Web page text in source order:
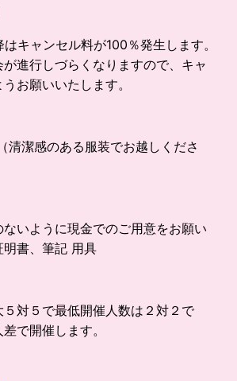
キャンセル料が100％発生します。
進行しづらくなりますので、キャ
お願いいたします。
清潔感のある服装でお越しくださ
いように現金でのご用意をお願い
明書、筆記 用具
対５で最低開催人数は２対２で
で開催します。